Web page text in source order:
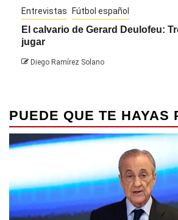
Entrevistas Fútbol español
El calvario de Gerard Deulofeu:
jugar
Diego Ramírez Solano
PUEDE QUE TE HAYAS